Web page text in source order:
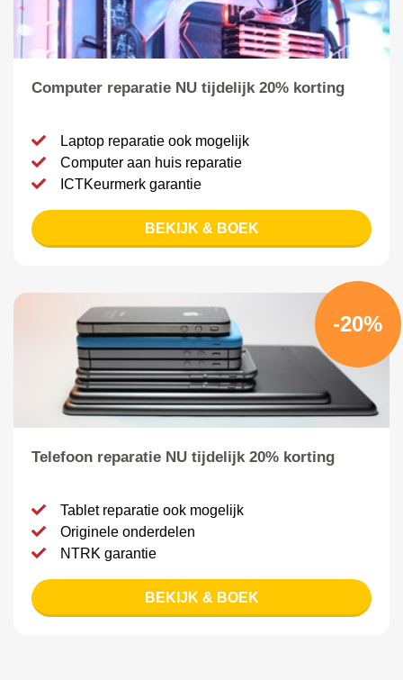
Computer reparatie NU tijdelijk 20% korting
Laptop reparatie ook mogelijk
Computer aan huis reparatie
ICTKeurmerk garantie
BEKIJK & BOEK
-20%
Telefoon reparatie NU tijdelijk 20% korting
Tablet reparatie ook mogelijk
Originele onderdelen
NTRK garantie
BEKIJK & BOEK